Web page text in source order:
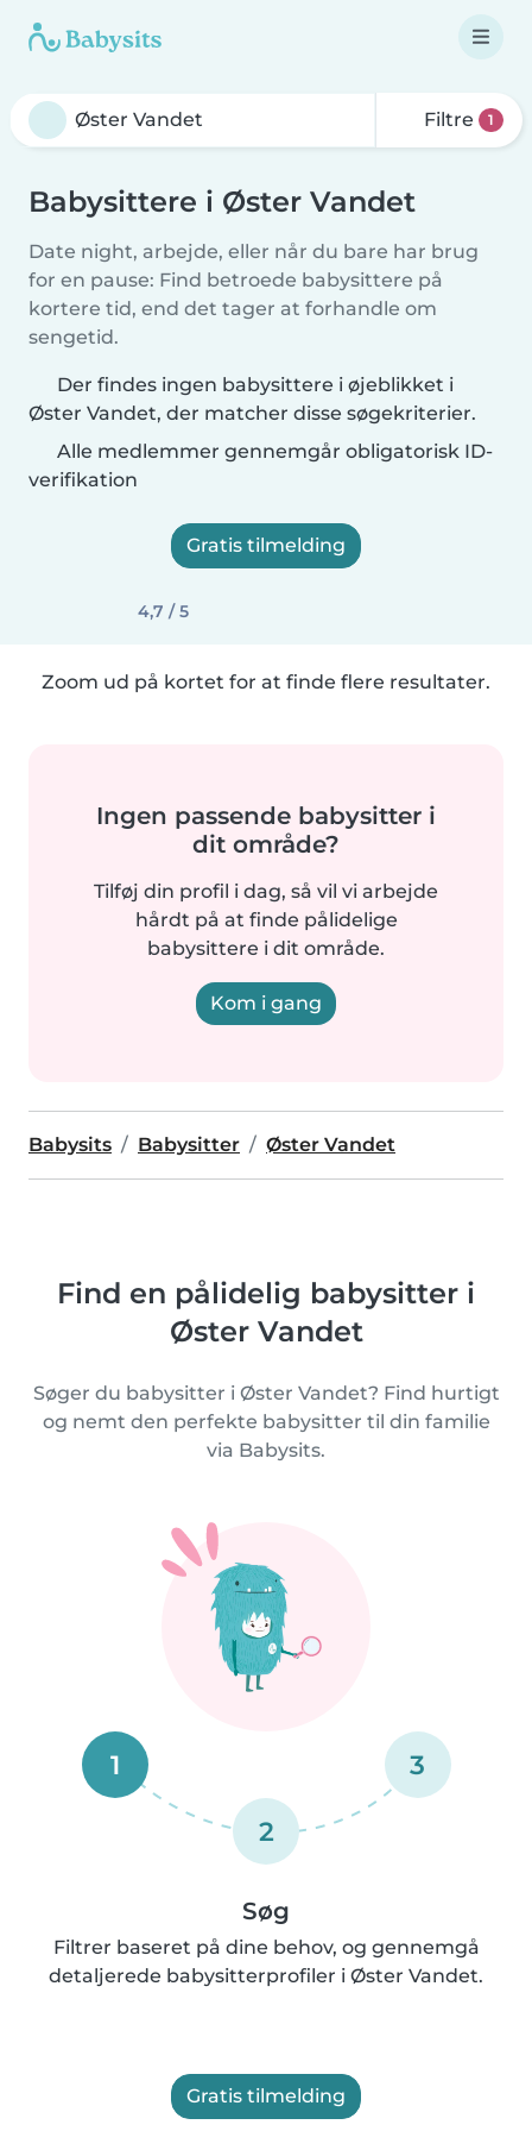
Filtre 1
Babysittere i Øster Vandet
Date night, arbejde, eller når du bare har brug
for en pause: Find betroede babysittere på
kortere tid, end det tager at forhandle om
sengetid.
Der findes ingen babysittere i øjeblikket i
Øster Vandet, der matcher disse søgekriterier.
Alle medlemmer gennemgår obligatorisk ID-
verifikation
Gratis tilmelding
4,7 / 5
Zoom ud på kortet for at finde flere resultater.
Ingen passende babysitter i
dit område?
Tilføj din profil i dag, så vil vi arbejde
hårdt på at finde pålidelige
babysittere i dit område.
Kom i gang
Babysits Babysitter Øster Vandet
Find en pålidelig babysitter i
Øster Vandet
Søger du babysitter i Øster Vandet? Find hurtigt
og nemt den perfekte babysitter til din familie
via Babysits.
1
2
3
Søg
Filtrer baseret på dine behov, og gennemgå
detaljerede babysitterprofiler i Øster Vandet.
Gratis tilmelding